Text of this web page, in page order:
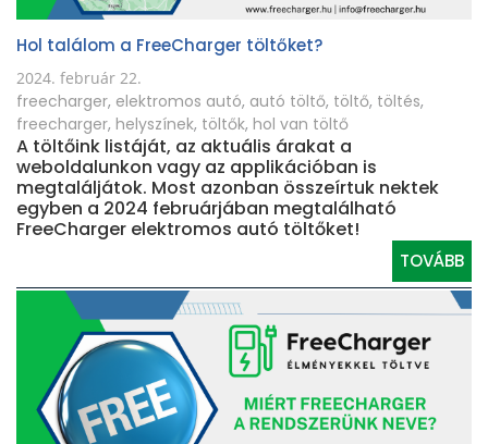
Hol találom a FreeCharger töltőket?
2024. február 22.
freecharger, elektromos autó, autó töltő, töltő, töltés,
freecharger, helyszínek, töltők, hol van töltő
A töltőink listáját, az aktuális árakat a
weboldalunkon vagy az applikációban is
megtaláljátok. Most azonban összeírtuk nektek
egyben a 2024 februárjában megtalálható
FreeCharger elektromos autó töltőket!
TOVÁBB